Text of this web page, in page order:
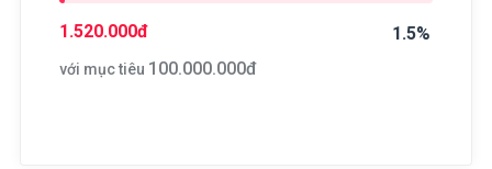
1.5%
1.520.000đ
với mục tiêu 100.000.000đ